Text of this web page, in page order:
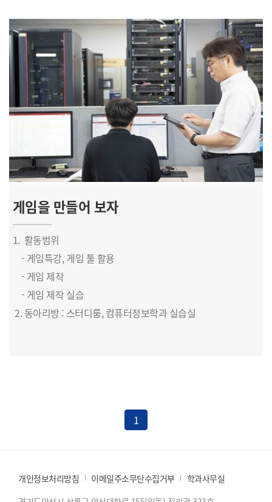
게임을 만들어 보자
1. 활동범위
- 게임특강, 게임 툴 활용
- 게임 제작
- 게임 제작 실습
2. 동아리방 : 스터디룸, 컴퓨터정보학과 실습실
1
개인정보처리방침 이메일주소무단수집거부
학과사무실